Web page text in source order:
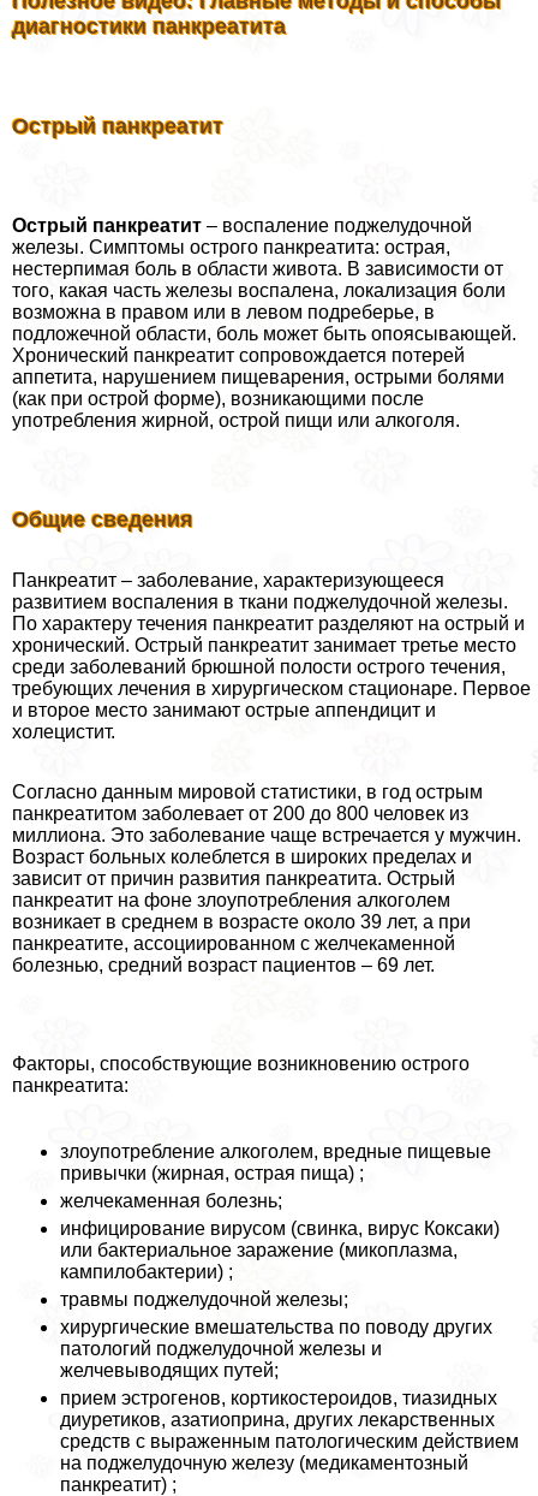
диагностики панкреатита
Острый панкреатит
Острый панкреатит – воспаление поджелудочной
железы. Симптомы острого панкреатита: острая,
нестерпимая боль в области живота. В зависимости от
того, какая часть железы воспалена, локализация боли
возможна в правом или в левом подреберье, в
подложечной области, боль может быть опоясывающей.
Хронический панкреатит сопровождается потерей
аппетита, нарушением пищеварения, острыми болями
(как при острой форме), возникающими после
употребления жирной, острой пищи или алкоголя.
Общие сведения
Панкреатит – заболевание, характеризующееся
развитием воспаления в ткани поджелудочной железы.
По характеру течения панкреатит разделяют на острый и
хронический. Острый панкреатит занимает третье место
среди заболеваний брюшной полости острого течения,
требующих лечения в хирургическом стационаре. Первое
и второе место занимают острые аппендицит и
холецистит.
Согласно данным мировой статистики, в год острым
панкреатитом заболевает от 200 до 800 человек из
миллиона. Это заболевание чаще встречается у мужчин.
Возраст больных колеблется в широких пределах и
зависит от причин развития панкреатита. Острый
панкреатит на фоне злоупотребления алкоголем
возникает в среднем в возрасте около 39 лет, а при
панкреатите, ассоциированном с желчекаменной
болезнью, средний возраст пациентов – 69 лет.
Факторы, способствующие возникновению острого
панкреатита:
злоупотребление алкоголем, вредные пищевые
привычки (жирная, острая пища) ;
желчекаменная болезнь;
инфицирование вирусом (свинка, вирус Коксаки)
или бактериальное заражение (микоплазма,
кампилобактерии) ;
травмы поджелудочной железы;
хирургические вмешательства по поводу других
патологий поджелудочной железы и
желчевыводящих путей;
прием эстрогенов, кортикостероидов, тиазидных
диуретиков, азатиоприна, других лекарственных
средств с выраженным патологическим действием
на поджелудочную железу (медикаментозный
панкреатит) ;